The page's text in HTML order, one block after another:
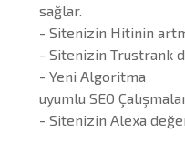
sağlar.
- Sitenizin Hitinin
- Sitenizin Trustrank
- Yeni Algoritma
uyumlu SEO
- Sitenizin Alexa